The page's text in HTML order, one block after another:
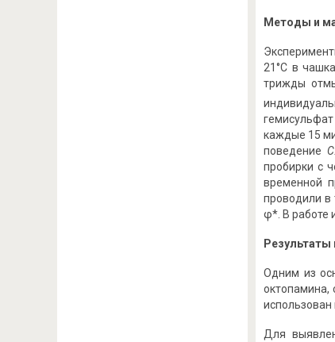
Методы и
21°C в
трижды
каждые 15
поведение
пробирки с
временной
проводили в
φ*. В работе
Результаты
Одним из
октопамина,
Для